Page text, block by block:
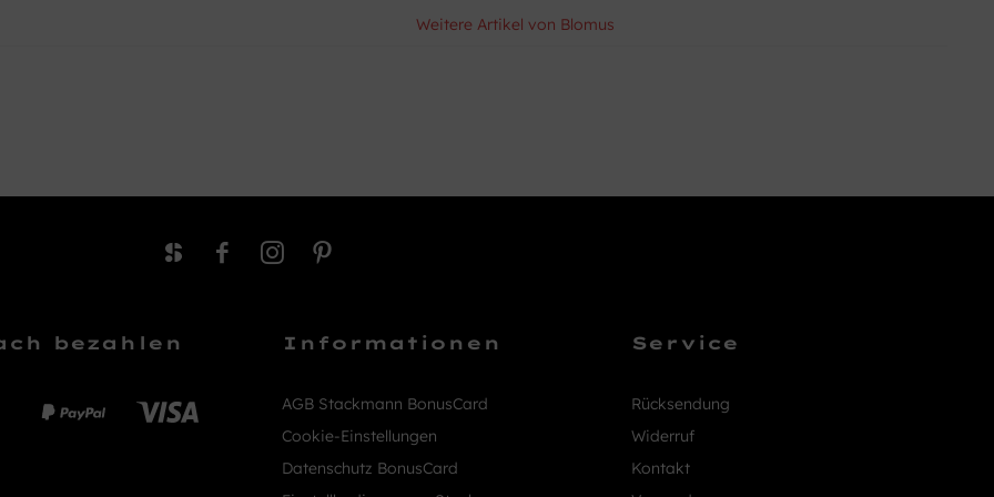
Weitere Artikel von Blomus
bezahlen Informationen
AGB Stackmann BonusCard
Cookie-Einstellungen
Datenschutz BonusCard
Service
Rücksendung
Widerruf
Kontakt